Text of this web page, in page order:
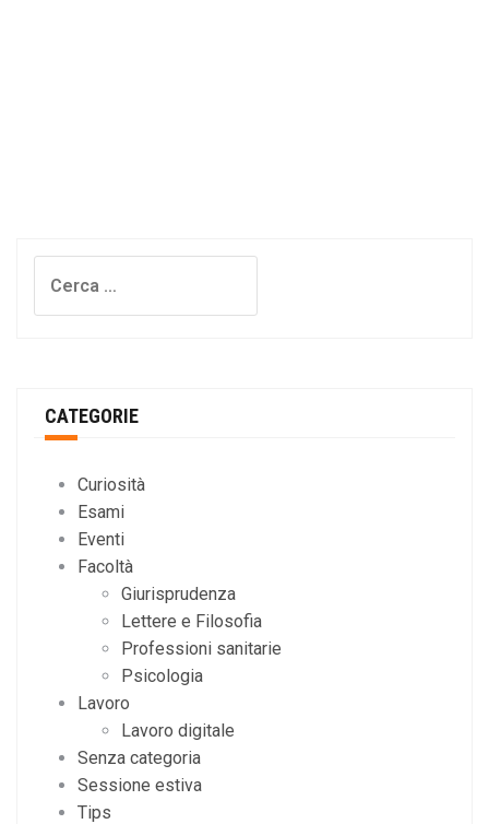
per:
CATEGORIE
Curiosità
Esami
Eventi
Facoltà
Giurisprudenza
Lettere e Filosofia
Professioni sanitarie
Psicologia
Lavoro
Lavoro digitale
Senza categoria
Sessione estiva
Tips